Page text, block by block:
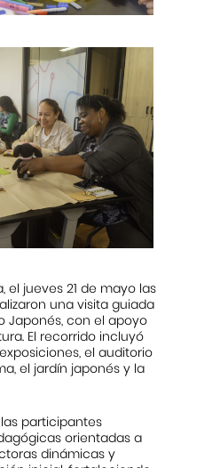
jueves 21 de mayo las
una visita guiada
Japonés, con el apoyo
El recorrido incluyó
el auditorio
el jardín japonés y la
participantes
orientadas a
dinámicas y